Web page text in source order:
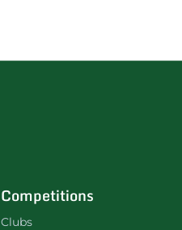
Competitions
Clubs